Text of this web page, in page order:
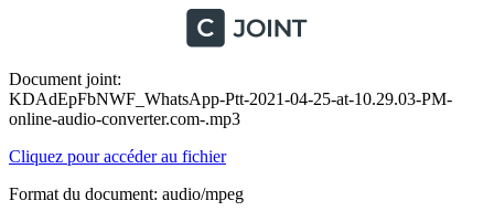
Document joint:
KDAdEpFbNWF_WhatsApp-Ptt-2021-04-25-at-10.29.03-PM-
online-audio-converter.com-.mp3
Cliquez pour accéder au fichier
Format du document: audio/mpeg